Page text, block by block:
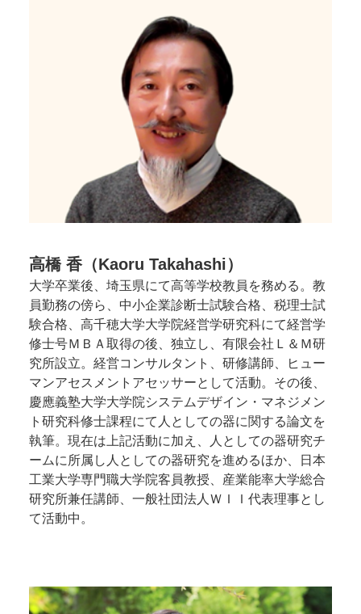
高橋 香（Kaoru Takahashi）
大学卒業後、埼玉県にて高等学校教員を務める。教
員勤務の傍ら、中小企業診断士試験合格、税理士試
験合格、高千穂大学大学院経営学研究科にて経営学
修士号ＭＢＡ取得の後、独立し、有限会社Ｌ＆Ｍ研
究所設立。経営コンサルタント、研修講師、ヒュー
マンアセスメントアセッサーとして活動。その後、
慶應義塾大学大学院システムデザイン・マネジメン
ト研究科修士課程にて人としての器に関する論文を
執筆。現在は上記活動に加え、人としての器研究チ
ームに所属し人としての器研究を進めるほか、日本
工業大学専門職大学院客員教授、産業能率大学総合
研究所兼任講師、一般社団法人ＷＩＩ代表理事とし
て活動中。